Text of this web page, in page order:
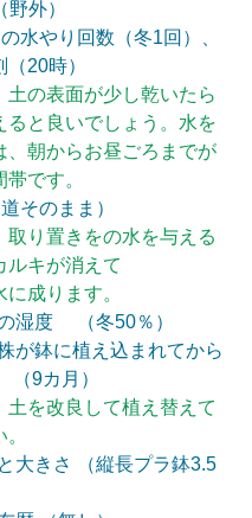
外）
水やり回数（冬1回）、
20時）
土の表面が少し乾いたら
ると良いでしょう。水を
、朝からお昼ごろまでが
です。
そのまま）
取り置きをの水を与える
ルキが消えて
成ります。
湿度　 （冬50％）
が鉢に植え込まれてから
（9カ月）
土を改良して植え替えて
大きさ （縦長プラ鉢3.5